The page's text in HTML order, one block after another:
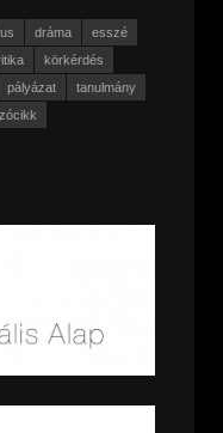
dráma
esszé
körkérdés
pályázat
tanulmány